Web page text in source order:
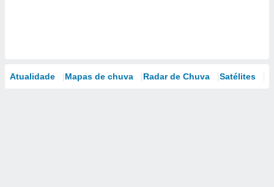
Atualidade Mapas de chuva Radar de Chuva Satélites